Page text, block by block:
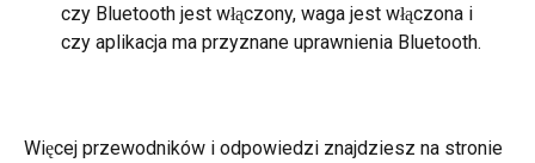
czy Bluetooth jest włączony, waga jest włączona i
czy aplikacja ma przyznane uprawnienia Bluetooth.
Więcej przewodników i odpowiedzi znajdziesz na stronie